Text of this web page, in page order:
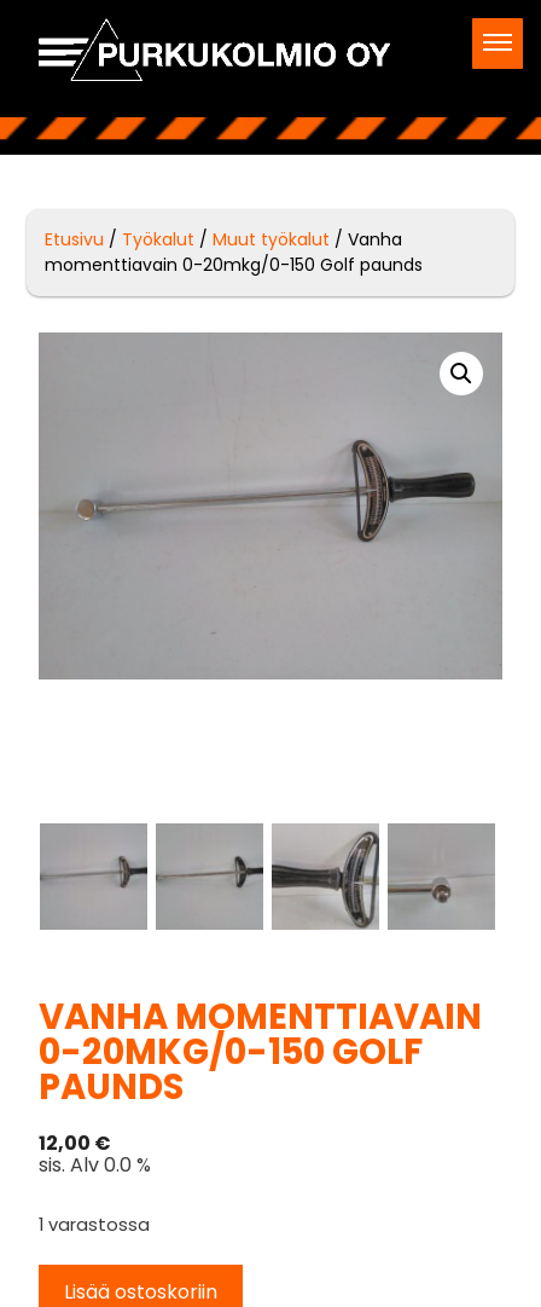
Etusivu / Työkalut /Muut työkalut / Vanha
momenttiavain 0-20mkg/0-150 Golf paunds
VANHA MOMENTTIAVAIN
0-20MKG/0-150 GOLF
PAUNDS
12,00 €
sis. Alv 0.0 %
1 varastossa
Lisää ostoskoriin